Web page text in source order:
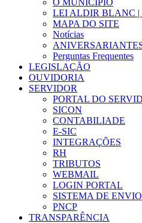
O MUNICÍPIO
LEI ALDIR BLANC |
MAPA DO SITE
Notícias
Perguntas Frequentes
LEGISLAÇÃO
OUVIDORIA
SERVIDOR
PORTAL DO
SICON
CONTABILIADE
E-SIC
INTEGRAÇÕES
RH
TRIBUTOS
WEBMAIL
LOGIN PORTAL
SISTEMA DE
PNCP
TRANSPARÊNCIA